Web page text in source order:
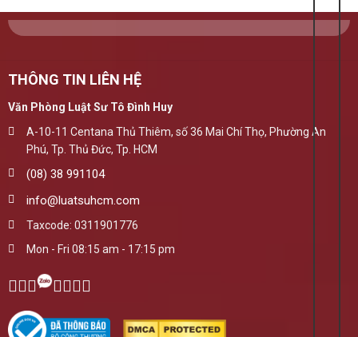
THÔNG TIN LIÊN HỆ
Văn Phòng Luật Sư Tô Đình Huy
A-10-11 Centana Thủ Thiêm, số 36 Mai Chí Thọ, Phường An
Phú, Tp. Thủ Đức, Tp. HCM
(08) 38 991104
info@luatsuhcm.com
Taxcode: 0311901776
Mon - Fri 08:15 am - 17:15 pm